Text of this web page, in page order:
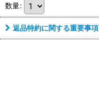
数量:
返品特約に関する重要事項